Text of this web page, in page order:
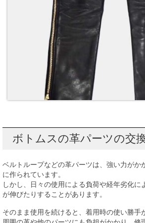
ボトムスの革パーツの交
ベルトループなどの革パーツは、強い力がか
に作られています。
しかし、日々の使用による負荷や経年劣化に
が伸びたりすることがあります。
そのまま使用を続けると、着用時の使い勝手